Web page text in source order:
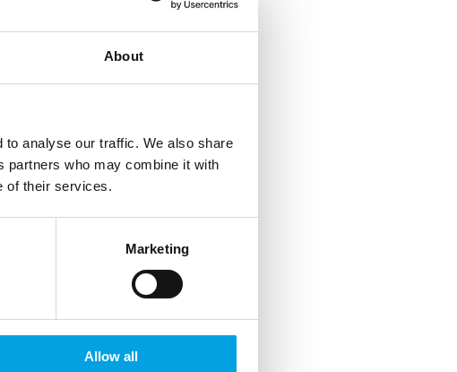
About
analyse our traffic. We also share
partners who may combine it with
of their services.
Marketing
Allow all